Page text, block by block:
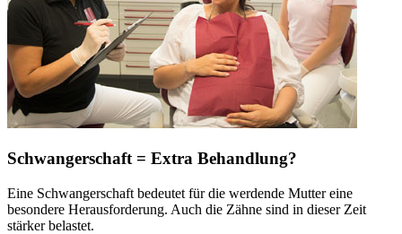
Schwangerschaft = Extra Behandlung?
Eine Schwangerschaft bedeutet für die werdende Mutter eine
besondere Herausforderung. Auch die Zähne sind in dieser Zeit
stärker belastet.